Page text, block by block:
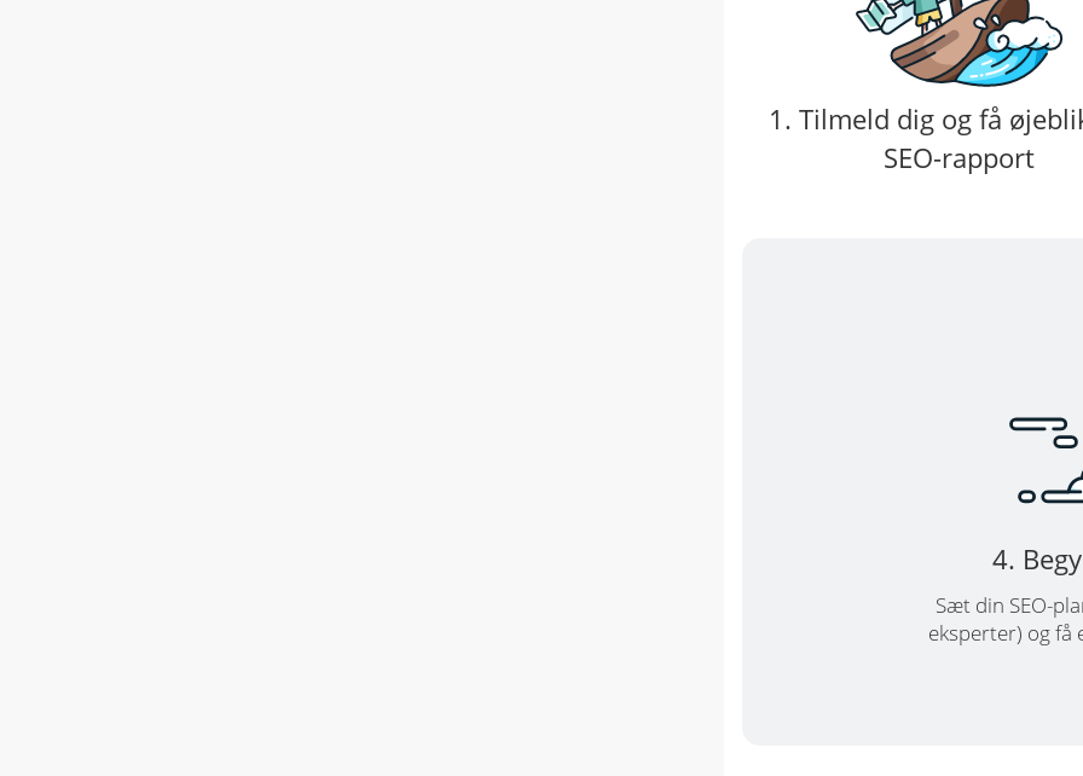
1. Tilmeld dig og få
SEO-rapport
4.
Sæt din SEO-
eksperter) og